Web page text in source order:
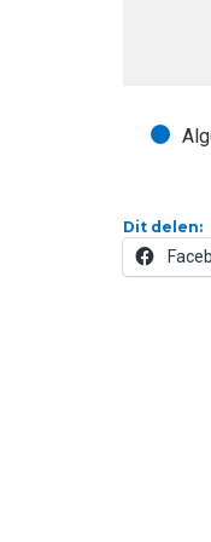
Dit delen: